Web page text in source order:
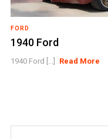
FORD
1940 Ford
1940 Ford [...] Read More